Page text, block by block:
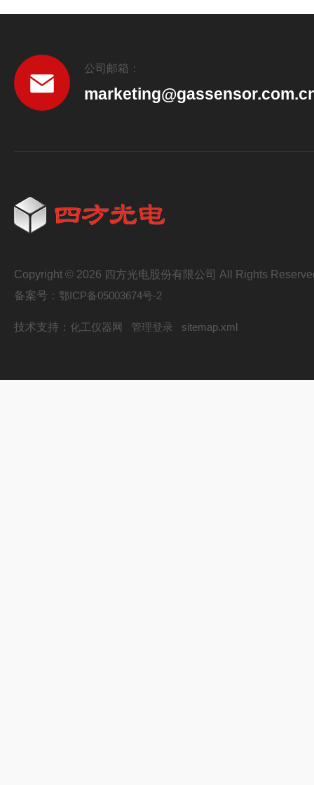
公司邮箱：
Copyright © 2026 四方光电股份有限公司 All Rights
备案号： 鄂ICP备05003674号-2
技术支持： 化工仪器网 管理登录 sitemap.xml